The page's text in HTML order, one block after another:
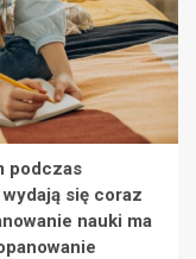
podczas
się coraz
nauki ma